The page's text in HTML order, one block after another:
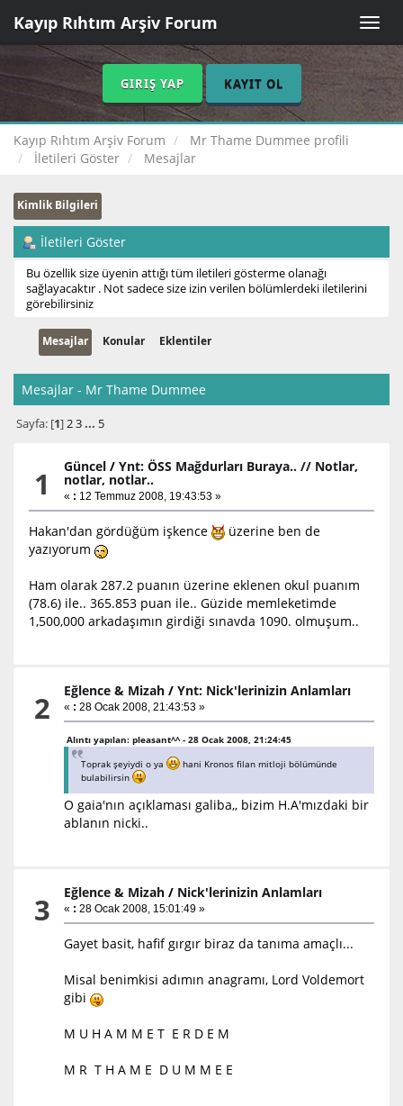
Toggle
Kayıp Rıhtım Arşiv Forum
GIRIŞ YAP KAYIT OL
Kayıp Rıhtım Arşiv Forum
Mr Thame Dummee profili
İletileri Göster
Mesajlar
Kimlik Bilgileri
İletileri Göster
Bu özellik size üyenin attığı tüm iletileri gösterme olanağı
sağlayacaktır . Not sadece size izin verilen bölümlerdeki iletilerini
görebilirsiniz
Mesajlar Konular Eklentiler
Mesajlar - Mr Thame Dummee
Sayfa: [1]2 3 ... 5
1 Güncel /Ynt: ÖSS Mağdurları Buraya.. // Notlar,
notlar, notlar..
« : 12 Temmuz 2008, 19:43:53 »
Hakan'dan gördüğüm işkence
üzerine ben de
yazıyorum
Ham olarak 287.2 puanın üzerine eklenen okul puanım
(78.6) ile.. 365.853 puan ile.. Güzide memleketimde
1,500,000 arkadaşımın girdiği sınavda 1090. olmuşum..
2 Eğlence & Mizah /Ynt: Nick'lerinizin Anlamları
« : 28 Ocak 2008, 21:43:53 »
Alıntı yapılan: pleasant^^ - 28 Ocak 2008, 21:24:45
Toprak şeyiydi o ya
hani Kronos filan mitloji bölümünde
bulabilirsin
O gaia'nın açıklaması galiba,, bizim H.A'mızdaki bir
ablanın nicki..
3 Eğlence & Mizah / Nick'lerinizin Anlamları
« : 28 Ocak 2008, 15:01:49 »
Gayet basit, hafif gırgır biraz da tanıma amaçlı...
Misal benimkisi adımın anagramı, Lord Voldemort
gibi
M U H A M M E T E R D E M
M R T H A M E D U M M E E